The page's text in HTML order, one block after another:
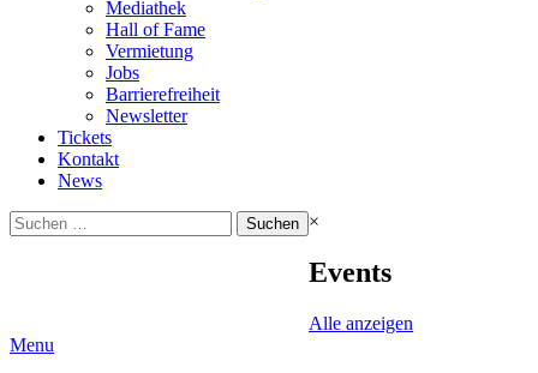
Mediathek
Hall of Fame
Vermietung
Jobs
Barrierefreiheit
Newsletter
Tickets
Kontakt
News
Suchen
nach:
×
Events
Alle anzeigen
Menu